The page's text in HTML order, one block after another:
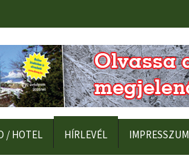
/ HOTEL HÍRLEVÉL IMPRESSZUM